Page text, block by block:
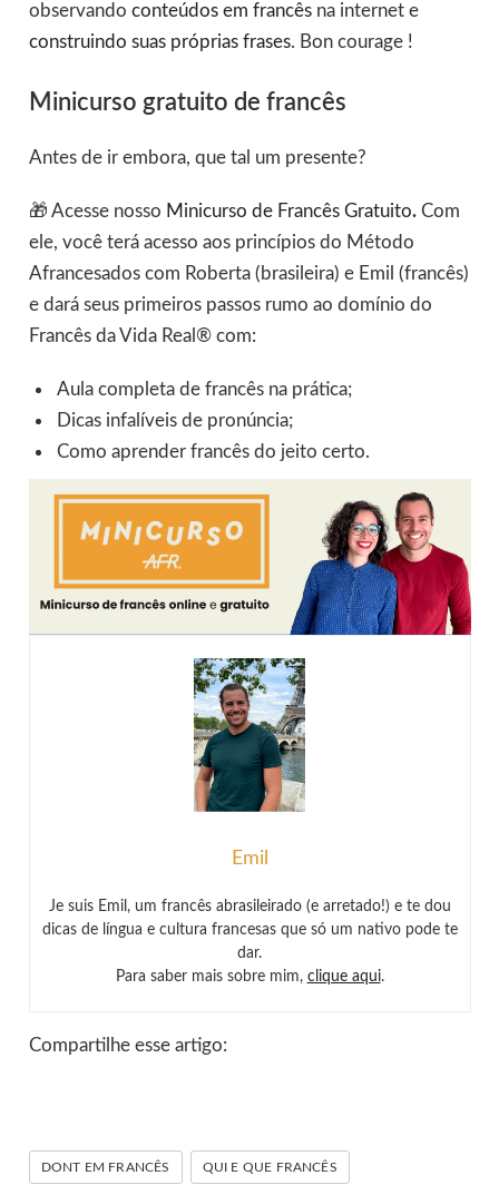
observando conteúdos em francêsna internet e
construindo suas próprias frases. Bon courage !
Minicurso gratuito de francês
Antes de ir embora, que tal um presente?
🎁 Acesse nosso Minicurso de Francês Gratuito.Com
ele, você terá acesso aos princípios do Método
Afrancesados com Roberta (brasileira) e Emil (francês)
e dará seus primeiros passos rumo ao domínio do
Francês da Vida Real® com:
Aula completa de francês na prática;
Dicas infalíveis de pronúncia;
Como aprender francês do jeito certo.
Emil
Je suis Emil, um francês abrasileirado (e arretado!) e te dou
dicas de língua e cultura francesas que só um nativo pode te
dar.
Para saber mais sobre mim, clique aqui.
Compartilhe esse artigo:
DONT EM FRANCÊS QUI E QUE FRANCÊS